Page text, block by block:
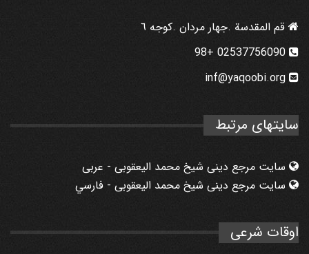
قم المقدسة .جهار مردان .كوجه ٦
inf@yaqoobi.org
سایتهای مرتبط
سایت مرجع دینی شیخ محمد الیعقوبی - عربی
سایت مرجع دینی شیخ محمد الیعقوبی - فارسي
اوقات شرعی